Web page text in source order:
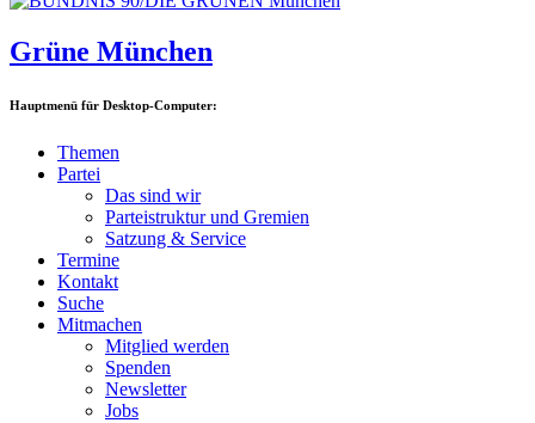
Grüne München
Hauptmenü für Desktop-Computer:
Themen
Partei
Das sind wir
Parteistruktur und Gremien
Satzung & Service
Termine
Kontakt
Suche
Mitmachen
Mitglied werden
Spenden
Newsletter
Jobs